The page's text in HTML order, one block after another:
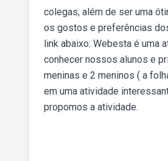
colegas, além de ser uma
os gostos e preferências
link abaixo: Webesta é uma
conhecer nossos alunos e
meninas e 2 meninos ( a
em uma atividade
propomos a atividade.